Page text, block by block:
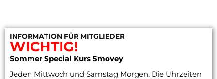
INFORMATION FÜR MITGLIEDER
WICHTIG!
Sommer Special Kurs Smovey
Jeden Mittwoch und Samstag Morgen. Die Uhrzeiten